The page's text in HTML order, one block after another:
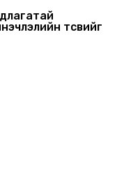
төсвийг